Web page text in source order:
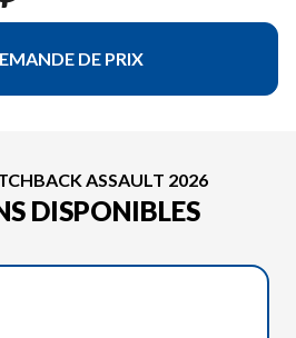
DE PRIX
ASSAULT 2026
DISPONIBLES